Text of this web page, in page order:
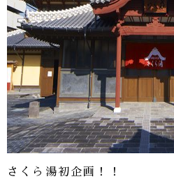
さくら湯初企画！！